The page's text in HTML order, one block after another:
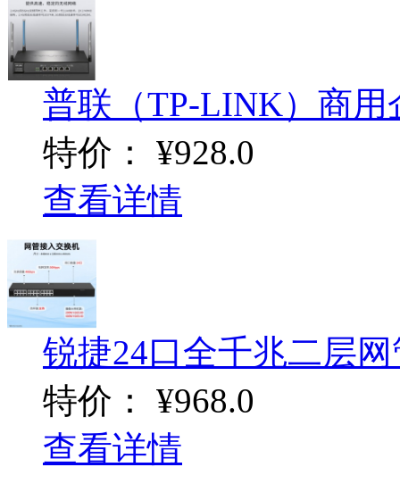
普联（TP-LINK）商用
特价：
¥928.0
查看详情
锐捷24口全千兆二层
特价：
¥968.0
查看详情